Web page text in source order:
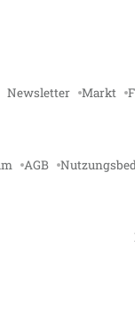
Newsletter Markt
AGB